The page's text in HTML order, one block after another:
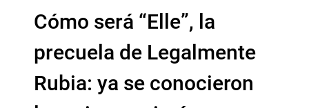
Cómo será “Elle”, la
precuela de Legalmente
Rubia: ya se conocieron